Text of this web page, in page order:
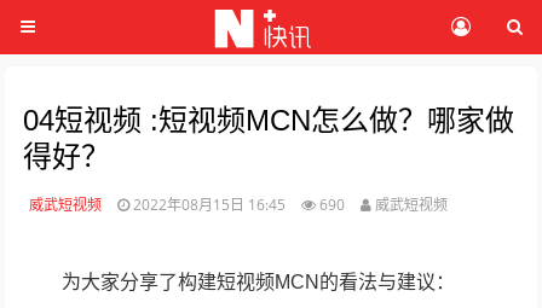
04短视频 :短视频MCN怎么做？哪家做
得好？
威武短视频 2022年08月15日 16:45 690 威武短视频
为大家分享了构建短视频MCN的看法与建议：